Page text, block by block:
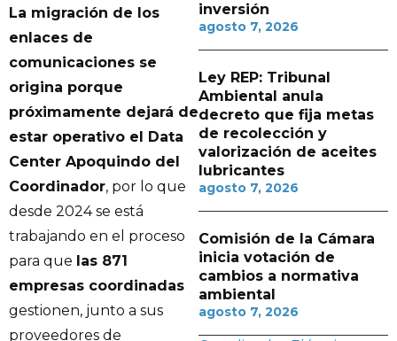
La migración de los
enlaces de
comunicaciones se
origina porque
próximamente dejará de
estar operativo el Data
Center Apoquindo del
Coordinador, por lo que
desde 2024 se está
trabajando en el proceso
para que las 871
empresas coordinadas
gestionen, junto a sus
proveedores de
inversión
agosto 7, 2026
Ley REP: Tribunal
Ambiental anula
decreto que fija metas
de recolección y
valorización de aceites
lubricantes
agosto 7, 2026
Comisión de la Cámara
inicia votación de
cambios a normativa
ambiental
agosto 7, 2026